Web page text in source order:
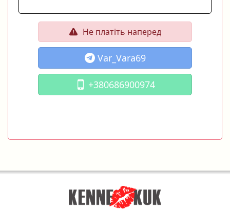
Не платіть наперед
Var_Vara69
+380686900974